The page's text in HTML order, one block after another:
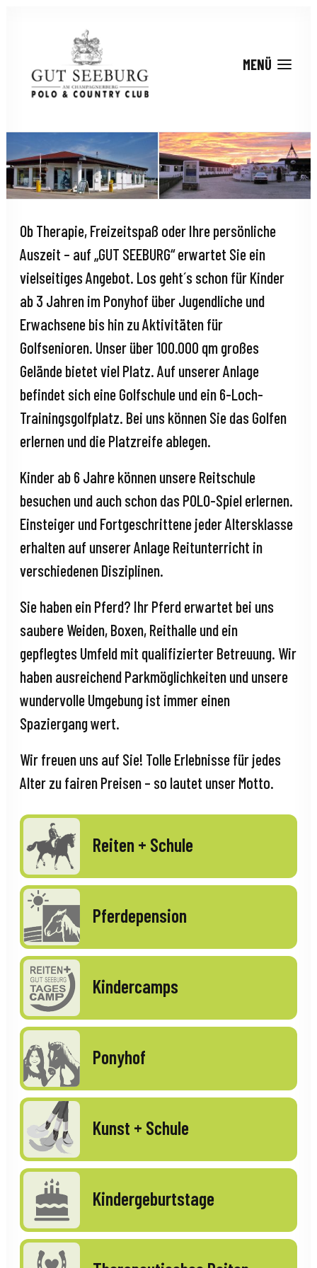
Ob Therapie, Freizeitspaß oder Ihre persönliche
Auszeit – auf „GUT SEEBURG“ erwartet Sie ein
vielseitiges Angebot. Los geht´s schon für Kinder
ab 3 Jahren im Ponyhof über Jugendliche und
Erwachsene bis hin zu Aktivitäten für
Golfsenioren. Unser über 100.000 qm großes
Gelände bietet viel Platz. Auf unserer Anlage
befindet sich eine Golfschule und ein 6-Loch-
Trainingsgolfplatz. Bei uns können Sie das Golfen
erlernen und die Platzreife ablegen.
Kinder ab 6 Jahre können unsere Reitschule
besuchen und auch schon das POLO-Spiel erlernen.
Einsteiger und Fortgeschrittene jeder Altersklasse
erhalten auf unserer Anlage Reitunterricht in
verschiedenen Disziplinen.
Sie haben ein Pferd? Ihr Pferd erwartet bei uns
saubere Weiden, Boxen, Reithalle und ein
gepflegtes Umfeld mit qualifizierter Betreuung. Wir
haben ausreichend Parkmöglichkeiten und unsere
wundervolle Umgebung ist immer einen
Spaziergang wert.
Wir freuen uns auf Sie! Tolle Erlebnisse für jedes
Alter zu fairen Preisen – so lautet unser Motto.
Reiten + Schule
Pferdepension
Kindercamps
Ponyhof
Kunst + Schule
Kindergeburtstage